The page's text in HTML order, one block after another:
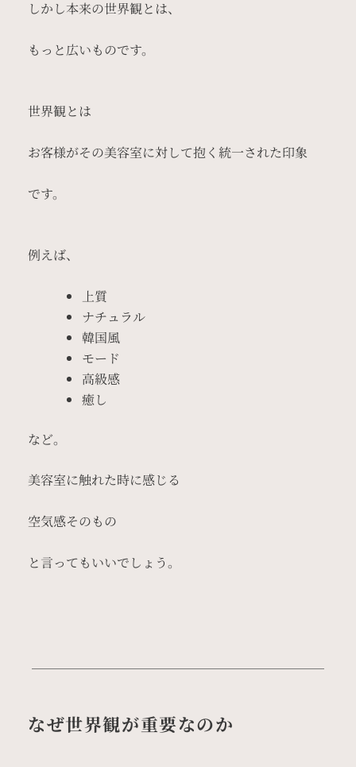
しかし本来の世界観とは、
もっと広いものです。
世界観とは
お客様がその美容室に対して抱く統一された印象
です。
例えば、
上質
ナチュラル
韓国風
モード
高級感
癒し
など。
美容室に触れた時に感じる
空気感そのもの
と言ってもいいでしょう。
なぜ世界観が重要なのか